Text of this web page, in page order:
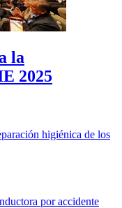
la
2025
higiénica de los
por accidente